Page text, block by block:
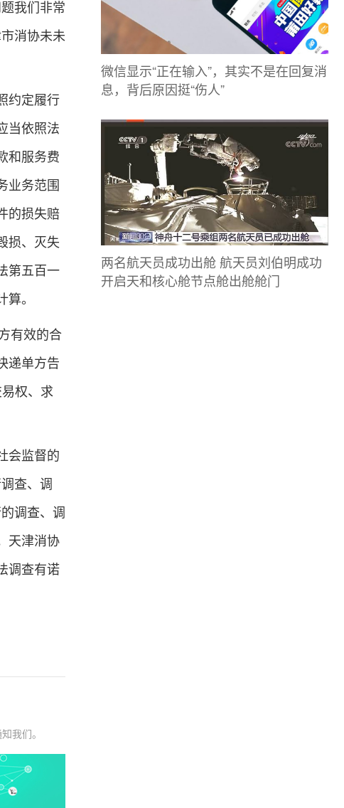
我们非常
消协未未
约定履行
当依照法
和服务费
业务范围
的损失赔
损、灭失
第五百一
。
有效的合
递单方告
权、求
会监督的
查、调
调查、调
天津消协
调查有诺
我们。
微信显示“正在输入”，其实不是在回复消
息，背后原因挺“伤人”
两名航天员成功出舱 航天员刘伯明成功
开启天和核心舱节点舱出舱舱门